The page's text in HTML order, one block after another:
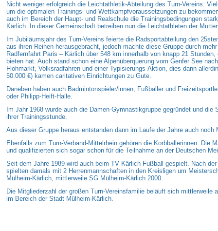
Nicht weniger erfolgreich die Leichtathletik-Abteilung des Turn-Vereins.
um die optimalen Trainings- und Wettkampfvoraussetzungen zu
auch im Bereich der Haupt- und Realschule die Trainingsbedingungen
Kärlich. In dieser Gemeinschaft betreiben nun die Leichtathleten der
Im Jubiläumsjahr des Turn-Vereins feierte die Radsportabteilung den
aus ihren Reihen herausgebracht, jedoch machte diese Gruppe durch
Radfernfahrt Paris – Kärlich über 548 km innerhalb von knapp 21
bieten hat. Auch stand schon eine Alpenüberquerung vom Genfer See
Flohmarkt, Volksradfahren und einer Typisierungs-Aktion, dies dann
50.000 €) kamen caritativen Einrichtungen zu Gute.
Daneben haben auch Badmintonspieler/innen, Fußballer und
oder Philipp-Heift-Halle.
Im Jahr 1968 wurde auch die Damen-Gymnastikgruppe gegründet und
ihrer Trainingsstunde.
Aus dieser Gruppe heraus entstanden dann im Laufe der Jahre auch
Ebenfalls zum Turn-Verband-Mittelrhein gehören die Korbballerinnen. Die
und qualifizierten sich sogar schon für die Teilnahme an der Deutschen
Seit dem Jahre 1989 wird auch beim TV Kärlich Fußball gespielt. Nach
spielten damals mit 2 Herrenmannschaften in den Kreisligen um
Mülheim-Kärlich, mittlerweile SG Mülheim-Kärlich 2000.
Die Mitgliederzahl der großen Turn-Vereinsfamilie beläuft sich
im Bereich der Stadt Mülheim-Kärlich.